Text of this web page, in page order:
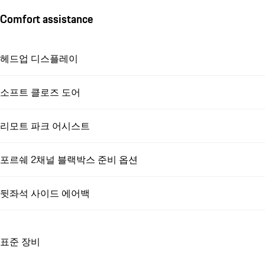
Comfort assistance
헤드업 디스플레이
소프트 클로즈 도어
리모트 파크 어시스트
포르쉐 2채널 블랙박스 준비 옵션
뒷좌석 사이드 에어백
표준 장비